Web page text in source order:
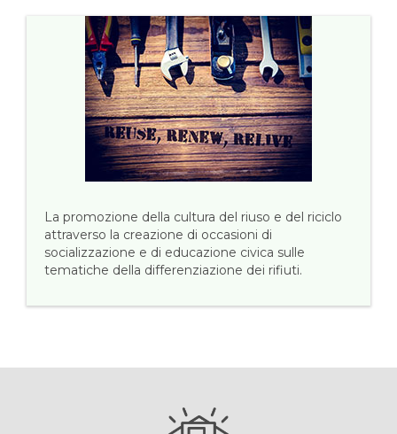
La promozione della cultura del riuso e del riciclo
attraverso la creazione di occasioni di
socializzazione e di educazione civica sulle
tematiche della differenziazione dei rifiuti.